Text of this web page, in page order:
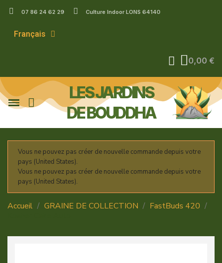
07 86 24 62 29 Culture Indoor LONS 64140
Français
0,00 €
LES JARDINS
DE BOUDDHA
Vous ne pouvez pas créer de nouvelle commande depuis votre
pays (United States).
Vous ne pouvez pas créer de nouvelle commande depuis votre
pays (United States).
Accueil GRAINE DE COLLECTION
FastBuds 420